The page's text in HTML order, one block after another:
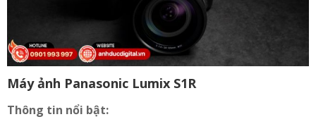
Máy ảnh Panasonic Lumix S1R
Thông tin nổi bật: